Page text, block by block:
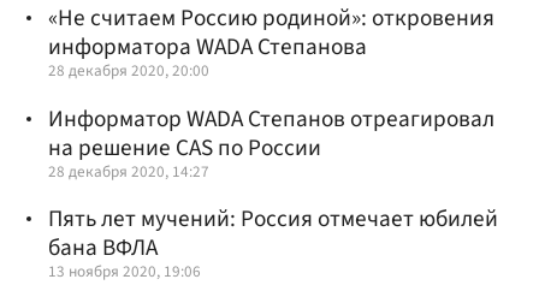
«Не считаем Россию родиной»: откровения
информатора WADA Степанова
28 декабря 2020, 20:00
Информатор WADA Степанов отреагировал
на решение CAS по России
28 декабря 2020, 14:27
Пять лет мучений: Россия отмечает юбилей
бана ВФЛА
13 ноября 2020, 19:06